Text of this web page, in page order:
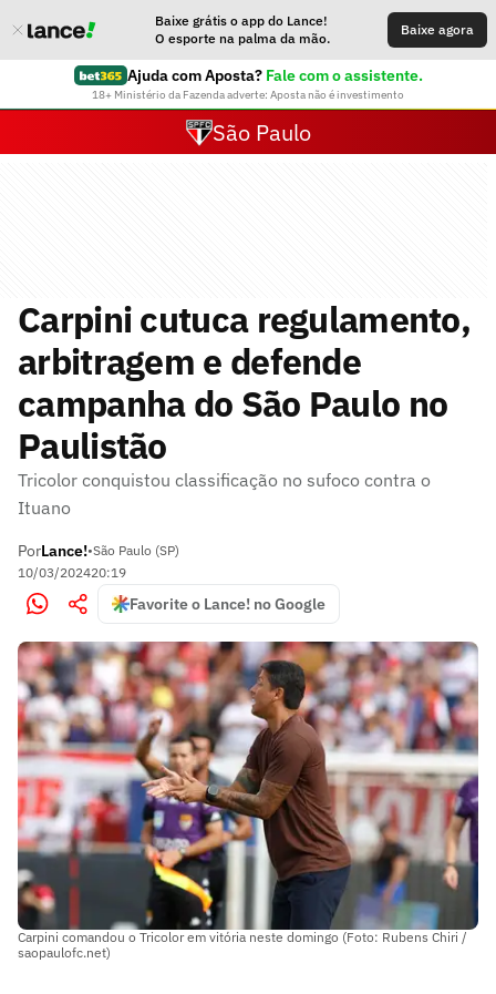
Baixe grátis o app do Lance!
O esporte na palma da mão.
Baixe agora
Ajuda com Aposta? Fale com o assistente.
18+ Ministério da Fazenda adverte: Aposta não é investimento
São Paulo
Carpini cutuca regulamento,
arbitragem e defende
campanha do São Paulo no
Paulistão
Tricolor conquistou classificação no sufoco contra o
Ituano
PorLance!•São Paulo (SP)
10/03/202420:19
Favorite o Lance! no Google
Carpini comandou o Tricolor em vitória neste domingo (Foto: Rubens Chiri /
saopaulofc.net)